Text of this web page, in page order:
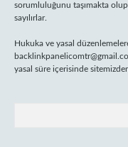
sorumluluğunu taşımakta
sayılırlar.
Hukuka ve yasal
yasal süre içerisinde sitemizden